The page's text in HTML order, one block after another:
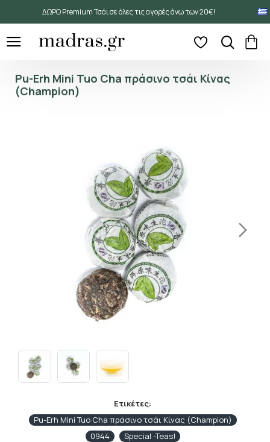
ΔΩΡΟ Premium Τσάι σε όλες τις αγορές άνω των 20€!
Pu-Erh Mini Tuo Cha πράσινο τσάι Κίνας
(Champion)
Ετικέτες:
Pu-Erh Mini Tuo Cha πράσινο τσάι Κίνας (Champion)
0944
Special -Teas!